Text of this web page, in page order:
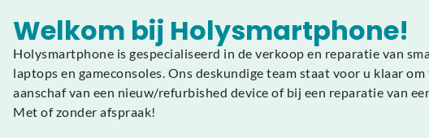
Welkom bij Holysmartphone!
Holysmartphone is gespecialiseerd in de verkoop en reparatie van
laptops en gameconsoles. Ons deskundige team staat voor u klaar
aanschaf van een nieuw/refurbished device of bij een reparatie van
Met of zonder afspraak!